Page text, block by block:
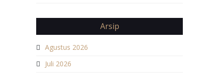
Arsip
Agustus 2026
Juli 2026